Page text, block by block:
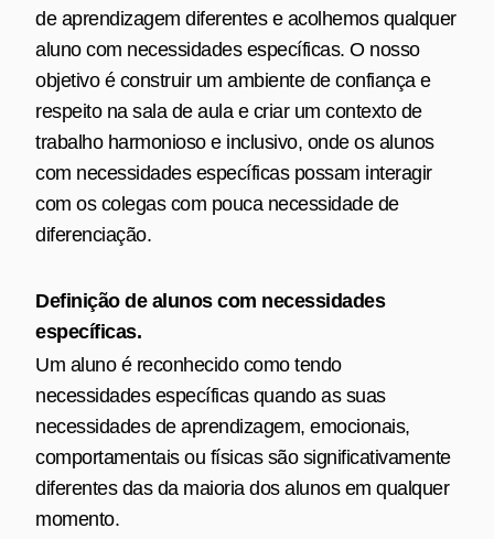
de aprendizagem diferentes e acolhemos qualquer
aluno com necessidades específicas. O nosso
objetivo é construir um ambiente de confiança e
respeito na sala de aula e criar um contexto de
trabalho harmonioso e inclusivo, onde os alunos
com necessidades específicas possam interagir
com os colegas com pouca necessidade de
diferenciação.
Definição de alunos com necessidades
específicas.
Um aluno é reconhecido como tendo
necessidades específicas quando as suas
necessidades de aprendizagem, emocionais,
comportamentais ou físicas são significativamente
diferentes das da maioria dos alunos em qualquer
momento.